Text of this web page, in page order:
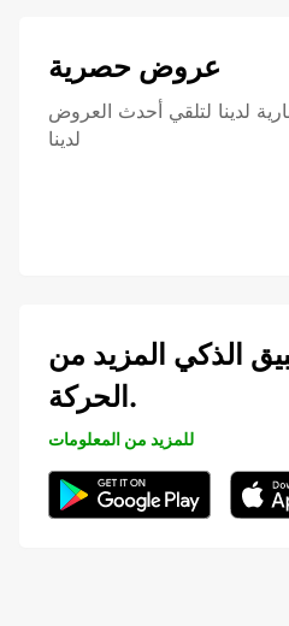
عروض حصرية
لدينا لتلقي أحدث العروض
لدينا
الذكي المزيد من
الحركة.
للمزيد من المعلومات